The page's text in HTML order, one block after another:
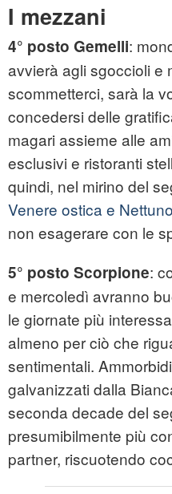
I mezzani
4° posto Gemelli:
avvierà agli sgoccioli e
scommetterci, sarà la
concedersi delle
magari assieme alle
esclusivi e ristoranti
quindi, nel mirino del
Venere ostica e
non esagerare con le
5° posto Scorpione:
e mercoledì avranno
le giornate più
almeno per ciò che
sentimentali.
galvanizzati dalla
seconda decade del
presumibilmente più
partner, riscuotendo